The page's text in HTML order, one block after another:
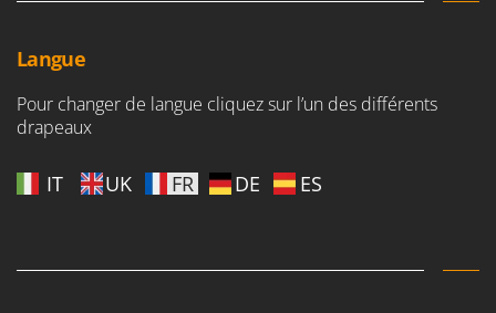
Langue
Pour changer de langue cliquez sur l’un des différents
drapeaux
IT UK FR DE ES